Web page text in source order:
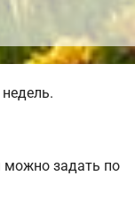
можно задать по